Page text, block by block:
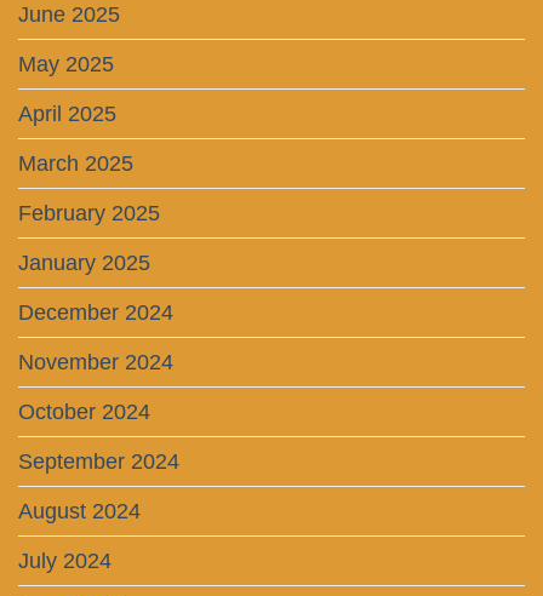
June 2025
May 2025
April 2025
March 2025
February 2025
January 2025
December 2024
November 2024
October 2024
September 2024
August 2024
July 2024